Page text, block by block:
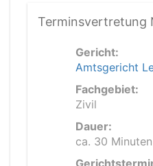
Terminsvertretung
Gericht:
Amtsgericht
Fachgebiet:
Zivil
Dauer:
ca. 30 Minuten